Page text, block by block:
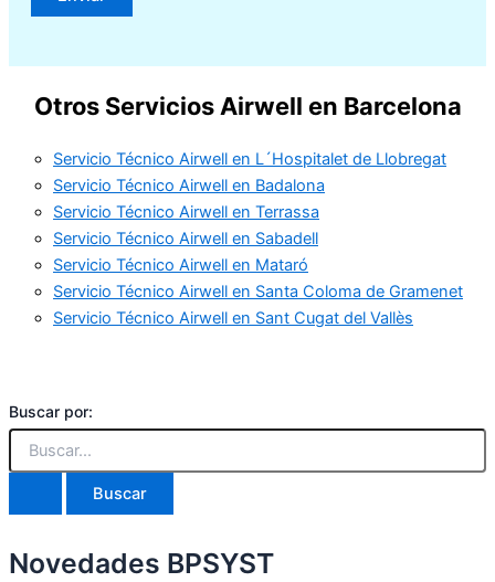
Otros Servicios Airwell en Barcelona
Servicio Técnico Airwell en L´Hospitalet de Llobregat
Servicio Técnico Airwell en Badalona
Servicio Técnico Airwell en Terrassa
Servicio Técnico Airwell en Sabadell
Servicio Técnico Airwell en Mataró
Servicio Técnico Airwell en Santa Coloma de Gramenet
Servicio Técnico Airwell en Sant Cugat del Vallès
Buscar por:
Novedades BPSYST